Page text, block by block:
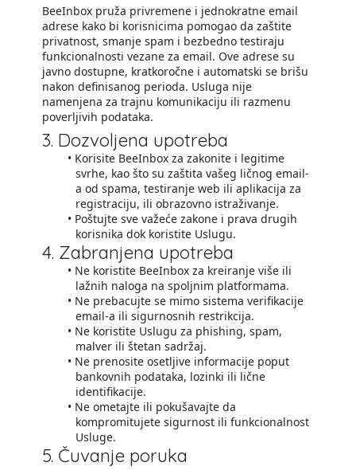
BeeInbox pruža privremene i jednokratne email
adrese kako bi korisnicima pomogao da zaštite
privatnost, smanje spam i bezbedno testiraju
funkcionalnosti vezane za email. Ove adrese su
javno dostupne, kratkoročne i automatski se brišu
nakon definisanog perioda. Usluga nije
namenjena za trajnu komunikaciju ili razmenu
poverljivih podataka.
3. Dozvoljena upotreba
Korisite BeeInbox za zakonite i legitime
svrhe, kao što su zaštita vašeg ličnog email-
a od spama, testiranje web ili aplikacija za
registraciju, ili obrazovno istraživanje.
Poštujte sve važeće zakone i prava drugih
korisnika dok koristite Uslugu.
4. Zabranjena upotreba
Ne koristite BeeInbox za kreiranje više ili
lažnih naloga na spoljnim platformama.
Ne prebacujte se mimo sistema verifikacije
email-a ili sigurnosnih restrikcija.
Ne koristite Uslugu za phishing, spam,
malver ili štetan sadržaj.
Ne prenosite osetljive informacije poput
bankovnih podataka, lozinki ili lične
identifikacije.
Ne ometajte ili pokušavajte da
kompromitujete sigurnost ili funkcionalnost
Usluge.
5. Čuvanje poruka